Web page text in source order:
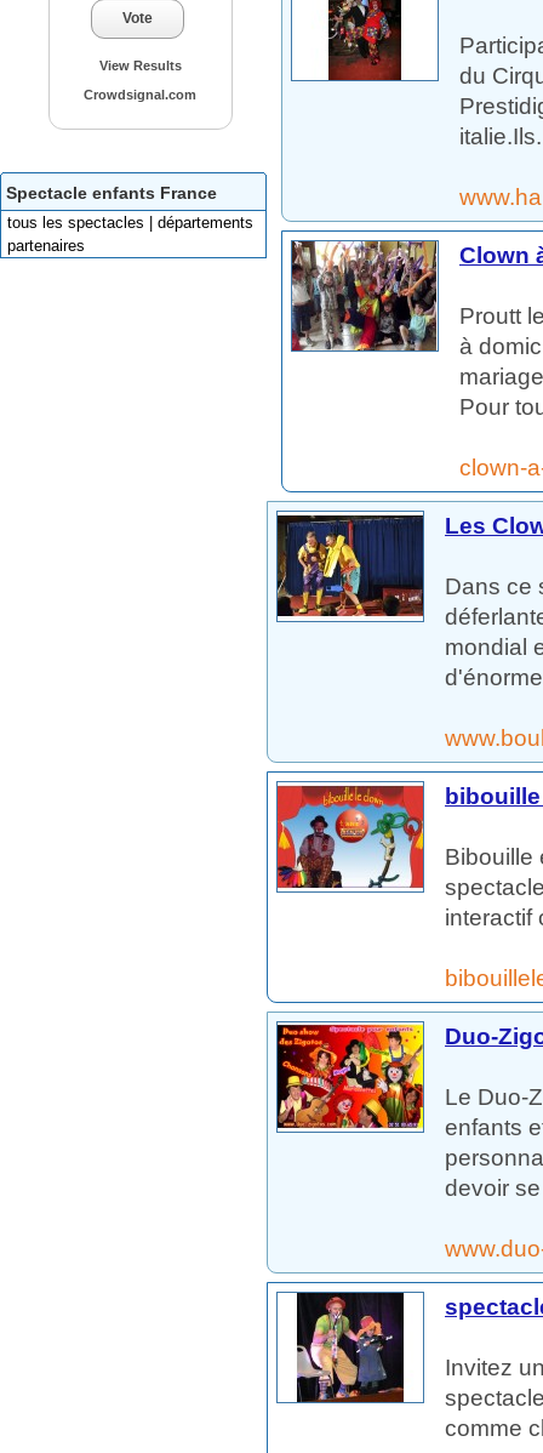
Vote
View Results
Crowdsignal.com
Spectacle enfants France
tous les spectacles | départements
partenaires
du
Clown
Proutt
à
Pour
clown-
Les
Dans ce
mondial
Bibouille
interactif
Duo-
Le Duo-
enfants
devoir
Invitez
comme